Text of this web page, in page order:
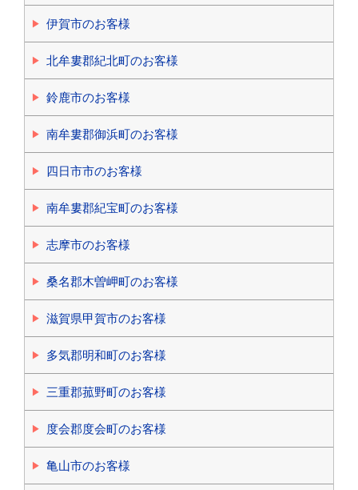
伊賀市のお客様
北牟婁郡紀北町のお客様
鈴鹿市のお客様
南牟婁郡御浜町のお客様
四日市市のお客様
南牟婁郡紀宝町のお客様
志摩市のお客様
桑名郡木曽岬町のお客様
滋賀県甲賀市のお客様
多気郡明和町のお客様
三重郡菰野町のお客様
度会郡度会町のお客様
亀山市のお客様